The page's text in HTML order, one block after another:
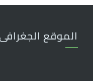
الموقع